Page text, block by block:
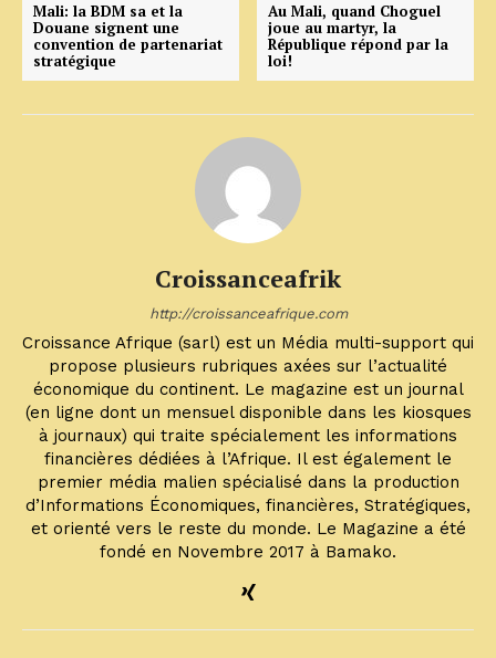
Mali: la BDM sa et la
Douane signent une
convention de partenariat
stratégique
Au Mali, quand Choguel
joue au martyr, la
République répond par la
loi!
Croissanceafrik
http://croissanceafrique.com
Croissance Afrique (sarl) est un Média multi-support qui
propose plusieurs rubriques axées sur l’actualité
économique du continent. Le magazine est un journal
(en ligne dont un mensuel disponible dans les kiosques
à journaux) qui traite spécialement les informations
financières dédiées à l’Afrique. Il est également le
premier média malien spécialisé dans la production
d’Informations Économiques, financières, Stratégiques,
et orienté vers le reste du monde. Le Magazine a été
fondé en Novembre 2017 à Bamako.